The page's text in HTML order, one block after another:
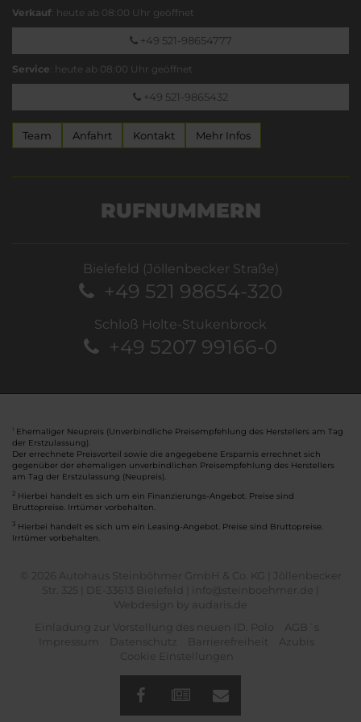
Verkauf: heute ab 08:00 Uhr geöffnet
+49 521-98654777
Service: heute ab 08:00 Uhr geöffnet
+49 521-9865432
Team Anfahrt Kontakt Mehr Infos
RUFNUMMERN
Bielefeld (Jöllenbecker Straße)
+49 521 98654-320
Schloß Holte-Stukenbrock
+49 5207 99166-0
Ehemaliger Neupreis (Unverbindliche Preisempfehlung des Herstellers am Tag
der Erstzulassung).
Der errechnete Preisvorteil sowie die angegebene Ersparnis errechnet sich
gegenüber der ehemaligen unverbindlichen Preisempfehlung des Herstellers
am Tag der Erstzulassung (Neupreis).
2 Hierbei handelt es sich um ein Finanzierungs-Angebot. Preise sind
Bruttopreise. Irrtümer vorbehalten.
3 Hierbei handelt es sich um ein Leasing-Angebot. Preise sind Bruttopreise.
Irrtümer vorbehalten.
© 2026 Autohaus Steinböhmer GmbH & Co. KG | Jöllenbecker
Str. 325 | DE-33613 Bielefeld | info@steinboehmer.de |
Webdesign by audaris.de
Einladung zur Vorstellung des neuen ID. Polo
AGB´s
Impressum
Datenschutz Barrierefreiheit
Azubis
Cookie Einstellungen